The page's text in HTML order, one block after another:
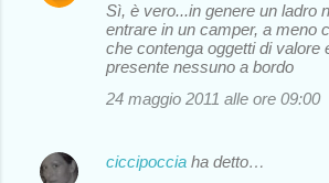
Sì, è vero...in genere un ladro
entrare in un camper, a meno
che contenga oggetti di valore
presente nessuno a bordo
24 maggio 2011 alle ore 09:00
ciccipoccia ha detto…